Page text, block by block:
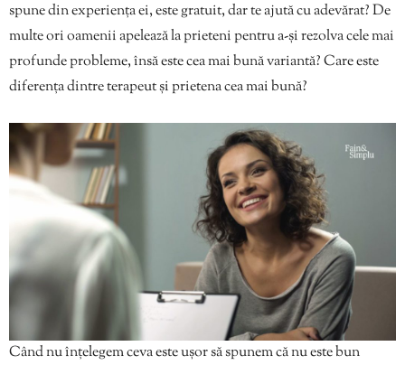
spune din experiența ei, este gratuit, dar te ajută cu adevărat? De
multe ori oamenii apelează la prieteni pentru a-și rezolva cele mai
profunde probleme, însă este cea mai bună variantă? Care este
diferența dintre terapeut și prietena cea mai bună?
Când nu înțelegem ceva este ușor să spunem că nu este bun